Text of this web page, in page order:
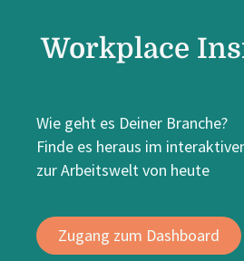
Workplace
Wie geht es Deiner Branche?
Finde es heraus im
zur Arbeitswelt von heute
Zugang zum Dashboard